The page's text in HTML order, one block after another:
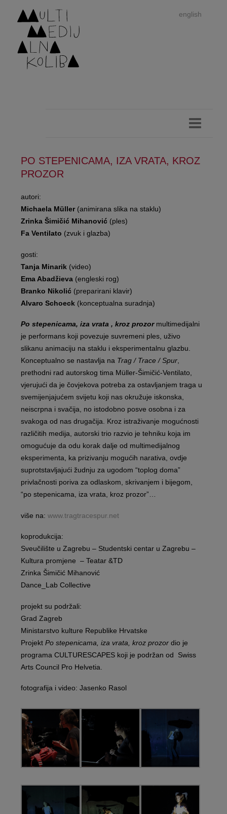
english
PO STEPENICAMA, IZA VRATA, KROZ
PROZOR
autori:
Michaela Müller (animirana slika na staklu)
Zrinka Šimičić Mihanović (ples)
Fa Ventilato (zvuk i glazba)
gosti:
Tanja Minarik(video)
Ema Abadžieva (engleski rog)
Branko Nikolić (preparirani klavir)
Alvaro Schoeck (konceptualna suradnja)
Po stepenicama, iza vrata , kroz prozormultimedijalni
je performans koji povezuje suvremeni ples, uživo
slikanu animaciju na staklu i eksperimentalnu glazbu.
Konceptualno se nastavlja na Trag / Trace / Spur,
prethodni rad autorskog tima Müller-Šimičić-Ventilato,
vjerujući da je čovjekova potreba za ostavljanjem traga u
svemijenjajućem svijetu koji nas okružuje iskonska,
neiscrpna i svačija, no istodobno posve osobna i za
svakoga od nas drugačija. Kroz istraživanje mogućnosti
različitih medija, autorski trio razvio je tehniku koja im
omogućuje da odu korak dalje od multimedijalnog
eksperimenta, ka prizivanju mogućih narativa, ovdje
suprotstavljajući žudnju za ugodom “toplog doma”
privlačnosti poriva za odlaskom, skrivanjem i bijegom,
“po stepenicama, iza vrata, kroz prozor”…
više na: www.tragtracespur.net
koprodukcija:
Sveučilište u Zagrebu – Studentski centar u Zagrebu –
Kultura promjene – Teatar &TD
Zrinka Šimičić Mihanović
Dance_Lab Collective
projekt su podržali:
Grad Zagreb
Ministarstvo kulture Republike Hrvatske
Projekt Po stepenicama, iza vrata, kroz prozordio je
programa CULTURESCAPES koji je podržan od Swiss
Arts Council Pro Helvetia.
fotografija i video: Jasenko Rasol